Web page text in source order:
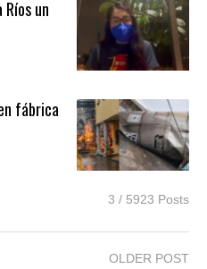
un
fábrica
3 / 5923 Posts
OLDER POST